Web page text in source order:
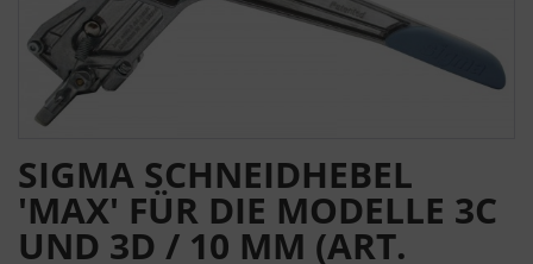
SIGMA SCHNEIDHEBEL
'MAX' FÜR DIE MODELLE 3C
UND 3D / 10 MM (ART.